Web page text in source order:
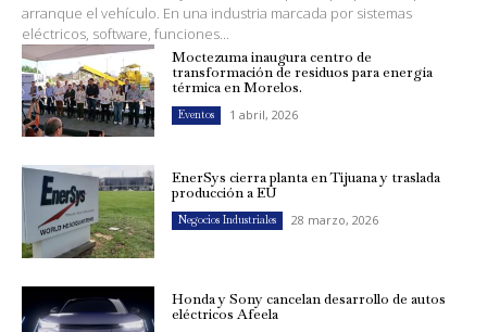
arranque el vehículo. En una industria marcada por sistemas
eléctricos, software, funciones...
Moctezuma inaugura centro de
transformación de residuos para energía
térmica en Morelos.
Eventos 1 abril, 2026
EnerSys cierra planta en Tijuana y traslada
producción a EU
Negocios Industriales 28 marzo, 2026
Honda y Sony cancelan desarrollo de autos
eléctricos Afeela